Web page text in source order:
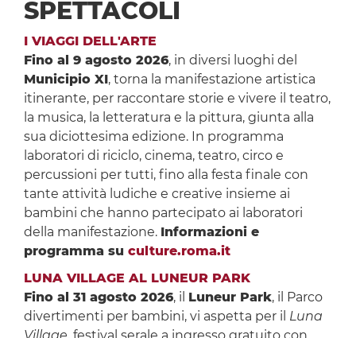
SPETTACOLI
I VIAGGI DELL'ARTE
Fino al 9 agosto 2026, in diversi luoghi del
Municipio XI, torna la manifestazione artistica
itinerante, per raccontare storie e vivere il teatro,
la musica, la letteratura e la pittura, giunta alla
sua diciottesima edizione. In programma
laboratori di riciclo, cinema, teatro, circo e
percussioni per tutti, fino alla festa finale con
tante attività ludiche e creative insieme ai
bambini che hanno partecipato ai laboratori
della manifestazione. Informazioni e
programma su culture.roma.it
LUNA VILLAGE AL LUNEUR PARK
Fino al 31 agosto 2026, il Luneur Park, il Parco
divertimenti per bambini, vi aspetta per il Luna